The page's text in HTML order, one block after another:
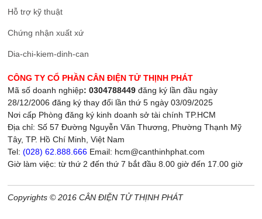
Hỗ trợ kỹ thuật
Chứng nhận xuất xứ
Dia-chi-kiem-dinh-can
CÔNG TY CỔ PHẦN CÂN ĐIỆN TỬ THỊNH PHÁT
Mã số doanh nghiệp: 0304788449 đăng ký lần đầu ngày
28/12/2006 đăng ký thay đổi lần thứ 5 ngày 03/09/2025
Nơi cấp Phòng đăng ký kinh doanh sở tài chính TP.HCM
Địa chỉ: Số 57 Đường Nguyễn Văn Thương, Phường Thạnh Mỹ
Tây, TP. Hồ Chí Minh, Việt Nam
Tel:(028) 62.888.666 Email: hcm@canthinhphat.com
Giờ làm việc: từ thứ 2 đến thứ 7 bắt đầu 8.00 giờ đến 17.00 giờ
Copyrights © 2016 CÂN ĐIỆN TỬ THỊNH PHÁT